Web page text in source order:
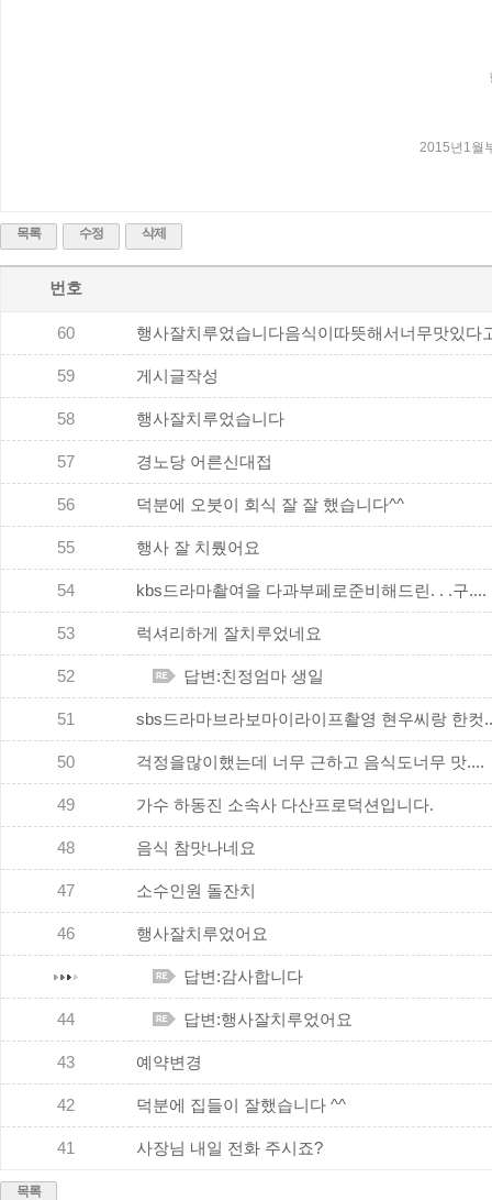
2015년1월
목록 수정 삭제
번호
60 행사잘치루었습니다음식이따뜻해서너무맛있다
59 게시글작성
58 행사잘치루었습니다
57 경노당 어른신대접
56 덕분에 오붓이 회식 잘 잘 했습니다^^
55 행사 잘 치뤘어요
54 kbs드라마촬여을 다과부페로준비해드린. . .구....
53 럭셔리하게 잘치루었네요
52 답변:친정엄마 생일
51 sbs드라마브라보마이라이프촬영 현우씨랑 한컷
50 걱정을많이했는데 너무 근하고 음식도너무 맛....
49 가수 하동진 소속사 다산프로덕션입니다.
48 음식 참맛나네요
47 소수인원 돌잔치
46 행사잘치루었어요
답변:감사합니다
44 답변:행사잘치루었어요
43 예약변경
42 덕분에 집들이 잘했습니다 ^^
41 사장님 내일 전화 주시죠?
목록